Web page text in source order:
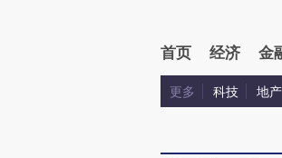
首页 经济 金
更多 科技 地产